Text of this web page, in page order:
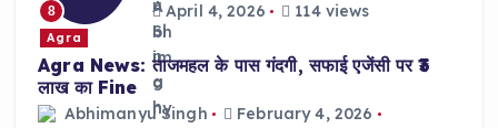
8
April 4, 2026
114 views
Agra
Agra News: ताजमहल के पास गंदगी, सफाई एजेंसी पर ₹3
लाख का Fine
Abhimanyu Singh
February 4, 2026